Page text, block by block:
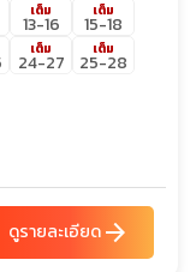
เต็ม
13-16
เต็ม
15-18
เต็ม
24-27
เต็ม
25-28
ดูรายละเอียดarrow_forward